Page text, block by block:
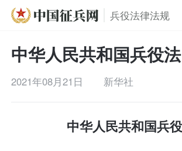
兵役法律法规
中华人民共和国兵役法
2021年08月21日 新华社
中华人民共和国兵